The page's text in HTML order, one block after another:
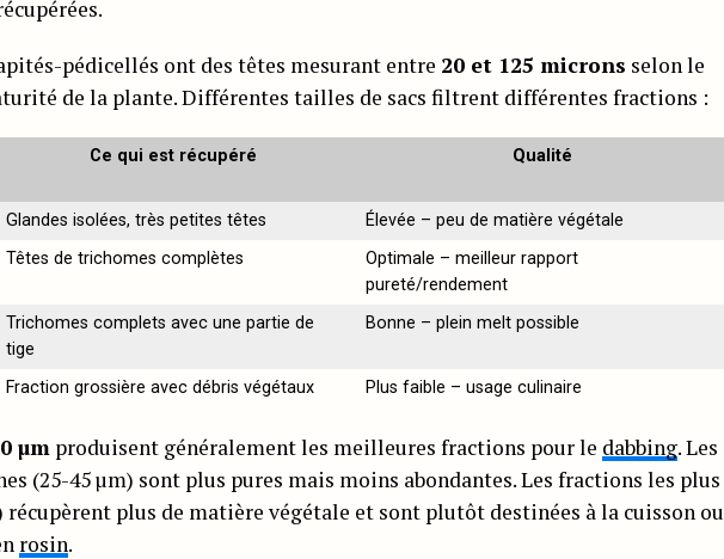
pédicellés ont des têtes mesurant entre 20 et 125 microns selon le
de la plante. Différentes tailles de sacs filtrent différentes fractions :
Ce qui est récupéré Qualité
Glandes isolées, très petites têtes
Élevée – peu de matière végétale
Têtes de trichomes complètes
Optimale – meilleur rapport
pureté/rendement
Trichomes complets avec une partie de
tige
Bonne – plein melt possible
Fraction grossière avec débris végétaux Plus faible – usage culinaire
µm produisent généralement les meilleures fractions pour le dabbing. Les
(25-45 µm) sont plus pures mais moins abondantes. Les fractions les plus
récupèrent plus de matière végétale et sont plutôt destinées à la cuisson ou
rosin.